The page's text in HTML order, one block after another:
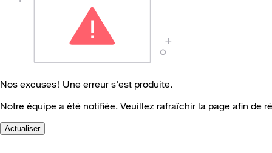
Nos excuses ! Une erreur s'est produite.
Notre équipe a été notifiée. Veuillez rafraîchir la page afin de
Actualiser